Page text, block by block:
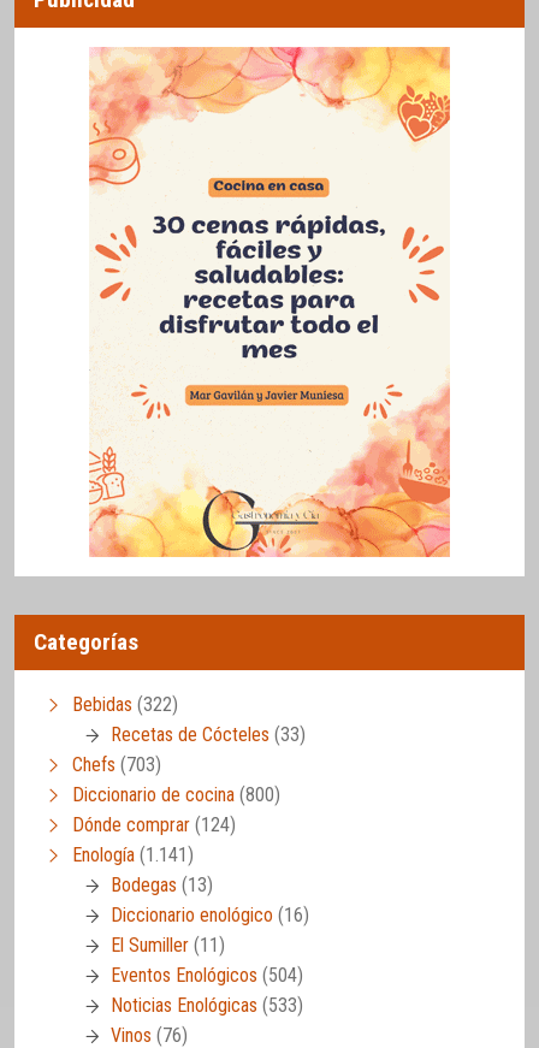
Categorías
Bebidas (322)
Recetas de Cócteles (33)
Chefs (703)
Diccionario de cocina (800)
Dónde comprar (124)
Enología (1.141)
Bodegas (13)
Diccionario enológico (16)
El Sumiller (11)
Eventos Enológicos (504)
Noticias Enológicas (533)
Vinos (76)